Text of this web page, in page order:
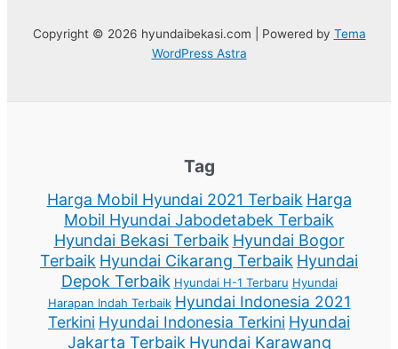
Copyright © 2026 hyundaibekasi.com | Powered by Tema
WordPress Astra
Tag
Harga Mobil Hyundai 2021 Terbaik Harga
Mobil Hyundai Jabodetabek Terbaik
Hyundai Bekasi Terbaik Hyundai Bogor
Terbaik Hyundai Cikarang Terbaik Hyundai
Depok Terbaik Hyundai H-1 Terbaru Hyundai
Harapan Indah Terbaik Hyundai Indonesia 2021
Terkini Hyundai Indonesia Terkini Hyundai
Jakarta Terbaik Hyundai Karawang